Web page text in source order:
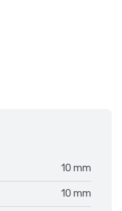
10 mm
10 mm